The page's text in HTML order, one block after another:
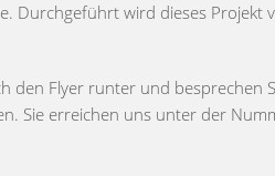
Durchgeführt wird dieses
den Flyer runter und besprechen
Sie erreichen uns unter der